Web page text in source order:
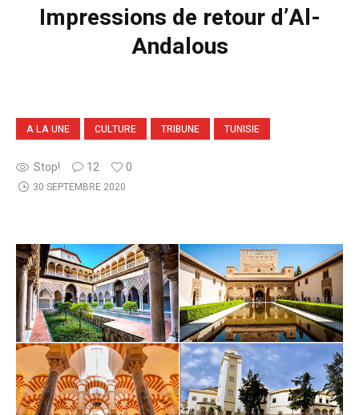
Impressions de retour d’Al-
Andalous
A LA UNE CULTURE TRIBUNE TUNISIE
Stop! 12 0
30 SEPTEMBRE 2020